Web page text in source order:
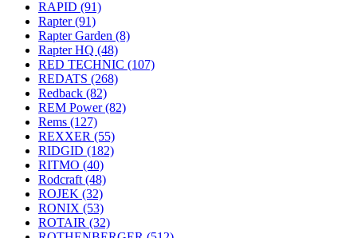
RAPID (91)
Rapter(91)
Rapter Garden (8)
Rapter HQ (48)
RED TECHNIC (107)
REDATS (268)
Redback (82)
REM Power(82)
Rems (127)
REXXER (55)
RIDGID (182)
RITMO (40)
Rodcraft (48)
ROJEK (32)
RONIX (53)
ROTAIR (32)